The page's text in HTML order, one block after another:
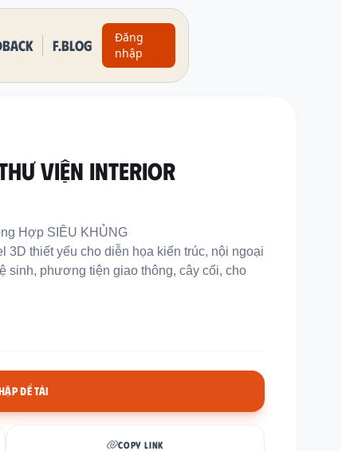
F.BLOG
Đăng
nhập
VIỆN INTERIOR
Hợp SIÊU KHỦNG
3D thiết yếu cho diễn họa kiến trúc, nội ngoại
sinh, phương tiện giao thông, cây cối, cho
ĐỂ TẢI
COPY LINK